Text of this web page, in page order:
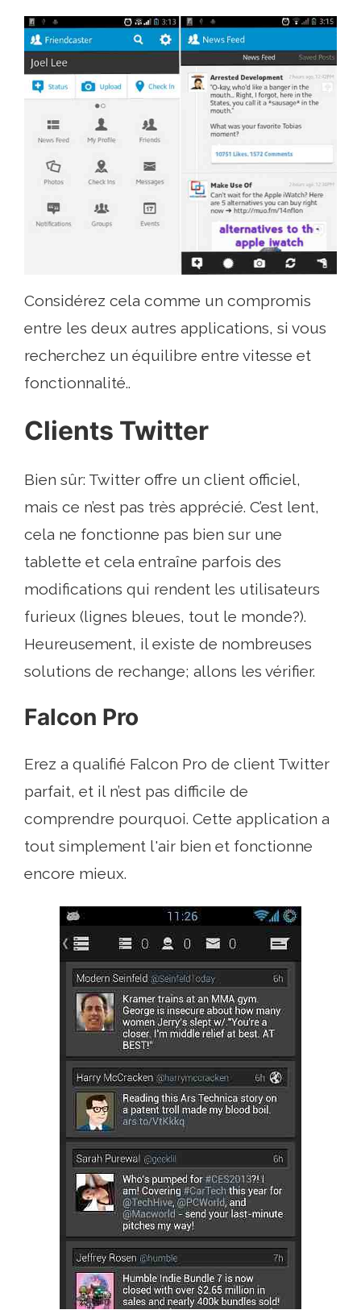
Considérez cela comme un compromis
entre les deux autres applications, si vous
recherchez un équilibre entre vitesse et
fonctionnalité..
Clients Twitter
Bien sûr: Twitter offre un client officiel,
mais ce n’est pas très apprécié. C’est lent,
cela ne fonctionne pas bien sur une
tablette et cela entraîne parfois des
modifications qui rendent les utilisateurs
furieux (lignes bleues, tout le monde?).
Heureusement, il existe de nombreuses
solutions de rechange; allons les vérifier.
Falcon Pro
Erez a qualifié Falcon Pro de client Twitter
parfait, et il n’est pas difficile de
comprendre pourquoi. Cette application a
tout simplement l'air bien et fonctionne
encore mieux.